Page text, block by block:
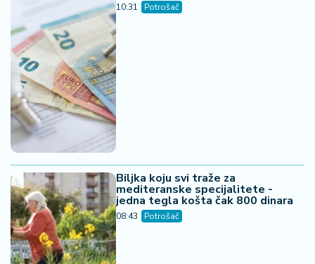
10:31 Potrošač
Biljka koju svi traže za
mediteranske specijalitete -
jedna tegla košta čak 800 dinara
08:43 Potrošač